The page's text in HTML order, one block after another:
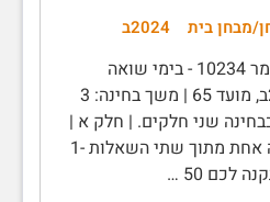
מבחן בית 2024ב
שאלון בחינת גמר 10234 - בימי שואה
ופקודה | סמסטר 2024ב, מועד 65 | משך בחינה: 3
שני חלקים. | חלק א |
עליכם לענות על שאלה אחת מתוך שתי השאלות 1-